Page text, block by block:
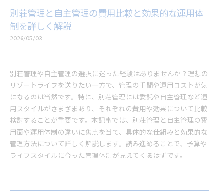
別荘管理と自主管理の費用比較と効果的な運用体
制を詳しく解説
2026/05/03
別荘管理や自主管理の選択に迷った経験はありませんか？理想の
リゾートライフを送りたい一方で、管理の手間や運用コストが気
になるのは当然です。特に、別荘管理には委託や自主管理など運
用スタイルがさまざまあり、それぞれの費用や効果について比較
検討することが重要です。本記事では、別荘管理と自主管理の費
用面や運用体制の違いに焦点を当て、具体的な仕組みと効果的な
管理方法について詳しく解説します。読み進めることで、予算や
ライフスタイルに合った管理体制が見えてくるはずです。